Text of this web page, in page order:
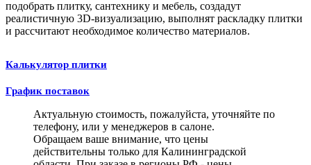
подобрать плитку, сантехнику и мебель, создадут
реалистичную 3D-визуализацию, выполнят раскладку плитки
и рассчитают необходимое количество материалов.
Калькулятор плитки
График поставок
Актуальную стоимость, пожалуйста, уточняйте по
телефону, или у менеджеров в салоне.
Обращаем ваше внимание, что цены
действительны только для Калининградской